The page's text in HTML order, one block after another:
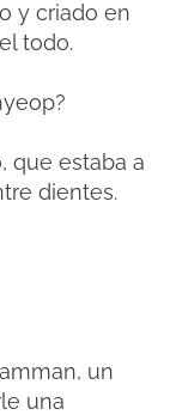
y criado en
todo.
que estaba a
dientes.
un
una